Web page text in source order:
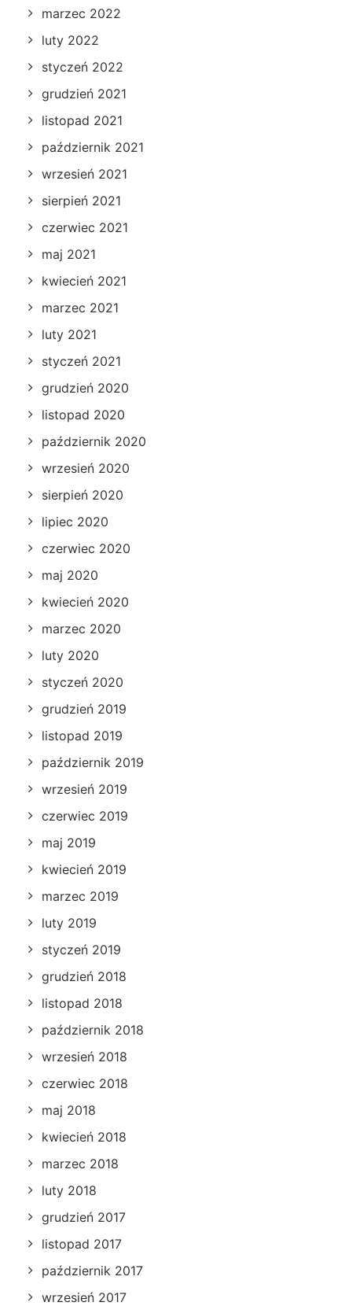
marzec 2022
luty 2022
styczeń 2022
grudzień 2021
listopad 2021
październik 2021
wrzesień 2021
sierpień 2021
czerwiec 2021
maj 2021
kwiecień 2021
marzec 2021
luty 2021
styczeń 2021
grudzień 2020
listopad 2020
październik 2020
wrzesień 2020
sierpień 2020
lipiec 2020
czerwiec 2020
maj 2020
kwiecień 2020
marzec 2020
luty 2020
styczeń 2020
grudzień 2019
listopad 2019
październik 2019
wrzesień 2019
czerwiec 2019
maj 2019
kwiecień 2019
marzec 2019
luty 2019
styczeń 2019
grudzień 2018
listopad 2018
październik 2018
wrzesień 2018
czerwiec 2018
maj 2018
kwiecień 2018
marzec 2018
luty 2018
grudzień 2017
listopad 2017
październik 2017
wrzesień 2017